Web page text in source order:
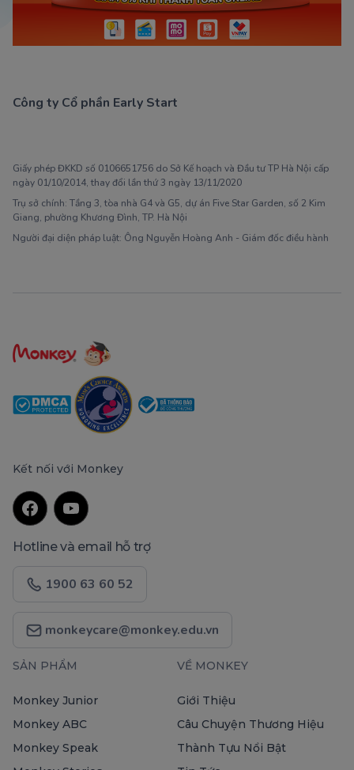
Công ty Cổ phần Early Start
Giấy phép ĐKKD số 0106651756 do Sở Kế hoạch và Đầu tư TP Hà Nội cấp
ngày 01/10/2014, thay đổi lần thứ 3 ngày 13/11/2020
Trụ sở chính: Tầng 3, tòa nhà G4 và G5, dự án Five Star Garden, số 2 Kim
Giang, phường Khương Đình, TP. Hà Nội
Người đại diện pháp luật: Ông Nguyễn Hoàng Anh - Giám đốc điều hành
Kết nối với Monkey
Hotline và email hỗ trợ
1900 63 60 52
monkeycare@monkey.edu.vn
SẢN PHẨM
Monkey Junior
Monkey ABC
Monkey Speak
VỀ MONKEY
Giới Thiệu
Câu Chuyện Thương Hiệu
Thành Tựu Nổi Bật